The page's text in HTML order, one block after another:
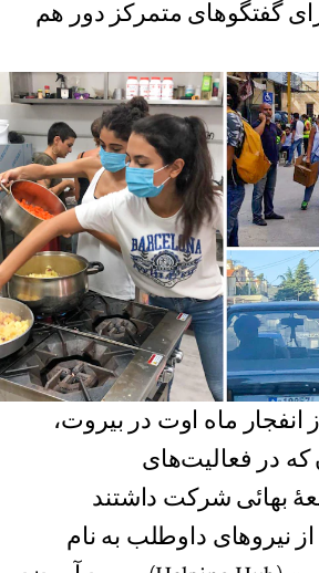
گفتگوهای متمرکز دور هم
ماه اوت در بیروت،
که در فعالیت‌های
بهائی شرکت داشتند
نیروهای داوطلب به نام